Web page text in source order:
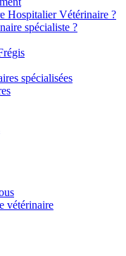
Hospitalier Vétérinaire ?
spécialiste ?
spécialisées
vétérinaire